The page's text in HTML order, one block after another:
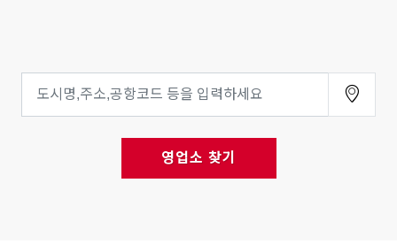
영업소 찾기